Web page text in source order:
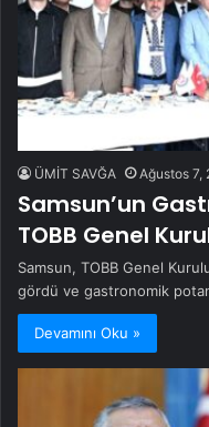
ÜMİT SAVĞA Ağustos 7,
Samsun’un
TOBB Genel
Samsun, TOBB Genel
gördü ve gastronomik
Devamını Oku »